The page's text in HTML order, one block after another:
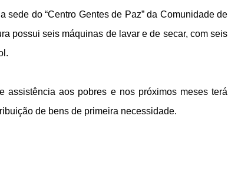
do “Centro Gentes de Paz” da Comunidade de
possui seis máquinas de lavar e de secar, com seis
assistência aos pobres e nos próximos meses terá
de bens de primeira necessidade.